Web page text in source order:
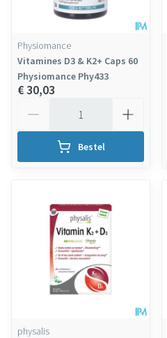
Physiomance
Vitamines D3 & K2+ Caps 60
Physiomance Phy433
€ 30,03
Bestel
physalis